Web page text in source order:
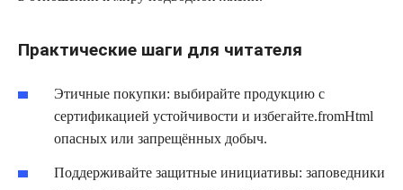
Практические шаги для читателя
Этичные покупки: выбирайте продукцию с
сертификацией устойчивости и избегайте.fromHtml
опасных или запрещённых добыч.
Поддерживайте защитные инициативы: заповедники